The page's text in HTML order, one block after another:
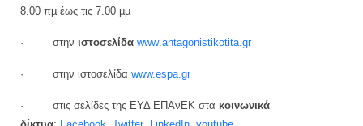
8.00 πµ έως τις 7.00 µµ
· στην ιστοσελίδα www.antagonistikotita.gr
· στην ιστοσελίδα www.espa.gr
· στις σελίδες της ΕΥΔ ΕΠΑνΕΚ στα κοινωνικά